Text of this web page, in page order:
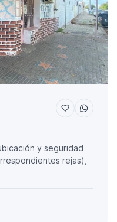
y seguridad
rejas),